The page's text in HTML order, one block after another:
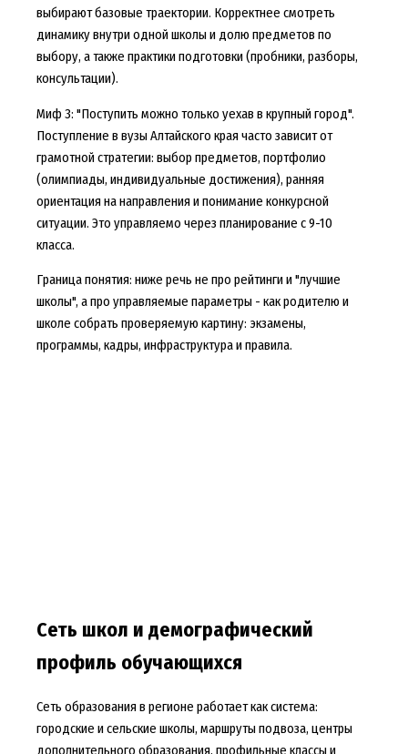
выбирают базовые траектории. Корректнее смотреть
динамику внутри одной школы и долю предметов по
выбору, а также практики подготовки (пробники, разборы,
консультации).
Миф 3: "Поступить можно только уехав в крупный город".
Поступление в вузы Алтайского края часто зависит от
грамотной стратегии: выбор предметов, портфолио
(олимпиады, индивидуальные достижения), ранняя
ориентация на направления и понимание конкурсной
ситуации. Это управляемо через планирование с 9-10
класса.
Граница понятия: ниже речь не про рейтинги и "лучшие
школы", а про управляемые параметры - как родителю и
школе собрать проверяемую картину: экзамены,
программы, кадры, инфраструктура и правила.
Сеть школ и демографический
профиль обучающихся
Сеть образования в регионе работает как система:
городские и сельские школы, маршруты подвоза, центры
дополнительного образования, профильные классы и